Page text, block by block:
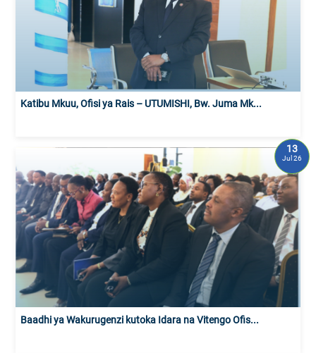
Katibu Mkuu, Ofisi ya Rais – UTUMISHI, Bw. Juma Mk...
Baadhi ya Wakurugenzi kutoka Idara na Vitengo Ofis...
13
Jul 26